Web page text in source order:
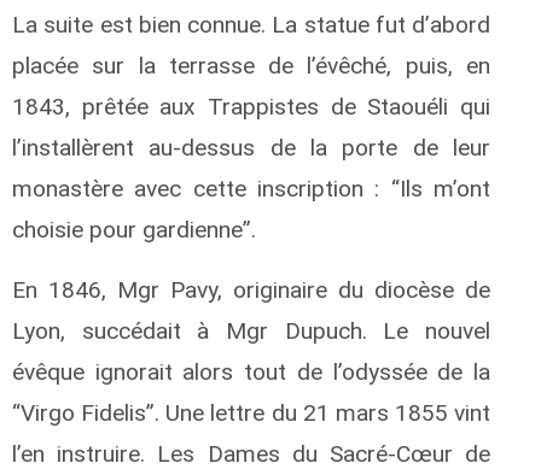
La suite est bien connue. La statue fut d’abord
placée sur la terrasse de l’évêché, puis, en
1843, prêtée aux Trappistes de Staouéli qui
l’installèrent au-dessus de la porte de leur
monastère avec cette inscription : “Ils m’ont
choisie pour gardienne”.
En 1846, Mgr Pavy, originaire du diocèse de
Lyon, succédait à Mgr Dupuch. Le nouvel
évêque ignorait alors tout de l’odyssée de la
“Virgo Fidelis”. Une lettre du 21 mars 1855 vint
l’en instruire. Les Dames du Sacré-Cœur de